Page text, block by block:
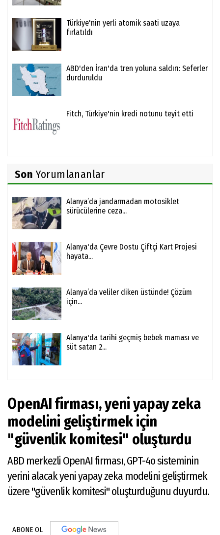
Türkiye'nin yerli atomik saati uzaya
fırlatıldı
ABD'den İran'da tren yoluna saldırı: Seferler
durduruldu
Fitch, Türkiye'nin kredi notunu teyit etti
Son Yorumlananlar
Alanya’da jandarmadan motosiklet
sürücülerine ceza...
Alanya'da Çevre Dostu Çiftçi Kart Projesi
hayata...
Alanya’da veliler diken üstünde! Çözüm
için...
Alanya'da tarihi geçmiş bebek maması ve
süt satan 2...
OpenAI firması, yeni yapay zeka
modelini geliştirmek için
"güvenlik komitesi" oluşturdu
ABD merkezli OpenAI firması, GPT-4o sisteminin
yerini alacak yeni yapay zeka modelini geliştirmek
üzere "güvenlik komitesi" oluşturduğunu duyurdu.
ABONE OL